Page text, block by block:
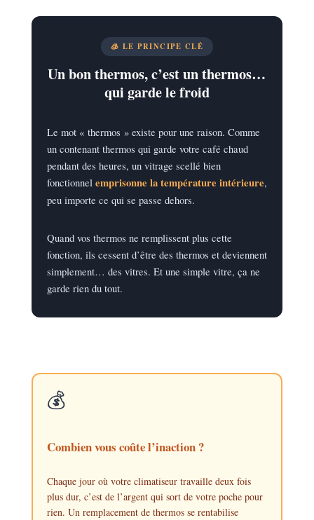
🧊 LE PRINCIPE CLÉ
Un bon thermos, c’est un thermos…
qui garde le froid
Le mot « thermos » existe pour une raison. Comme
un contenant thermos qui garde votre café chaud
pendant des heures, un vitrage scellé bien
fonctionnel emprisonne la température intérieure,
peu importe ce qui se passe dehors.
Quand vos thermos ne remplissent plus cette
fonction, ils cessent d’être des thermos et deviennent
simplement… des vitres. Et une simple vitre, ça ne
garde rien du tout.
💰
Combien vous coûte l’inaction ?
Chaque jour où votre climatiseur travaille deux fois
plus dur, c’est de l’argent qui sort de votre poche pour
rien. Un remplacement de thermos se rentabilise